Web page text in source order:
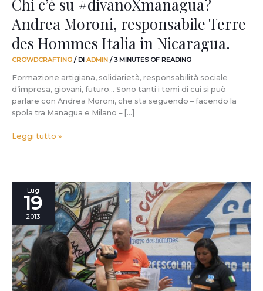
Chi c’è su #divanoXmanagua?
Andrea Moroni, responsabile Terre
des Hommes Italia in Nicaragua.
CROWDCRAFTING / DI ADMIN /3 MINUTES OF READING
Formazione artigiana, solidarietà, responsabilità sociale
d’impresa, giovani, futuro… Sono tanti i temi di cui si può
parlare con Andrea Moroni, che sta seguendo – facendo la
spola tra Managua e Milano – […]
Leggi tutto »
Lug
19
2013
Direttamente
Nicaragua,
ad
Andrea
Moroni
di
Terre